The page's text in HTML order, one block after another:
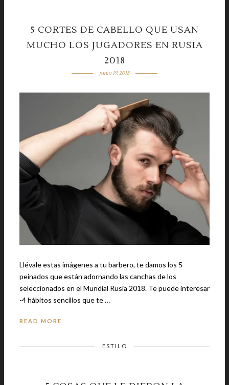
5 CORTES DE CABELLO QUE USAN
MUCHO LOS JUGADORES EN RUSIA
2018
junio 19, 2018
Llévale estas imágenes a tu barbero, te damos los 5
peinados que están adornando las canchas de los
seleccionados en el Mundial Rusia 2018. Te puede interesar
-4 hábitos sencillos que te …
READ MORE
ESTILO